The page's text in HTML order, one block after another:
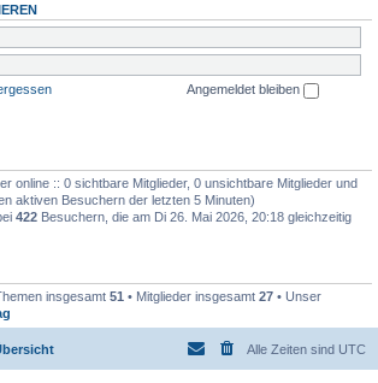
Angemeldet bleiben
online :: 0 sichtbare Mitglieder, 0 unsichtbare Mitglieder und
aktiven Besuchern der letzten 5 Minuten)
422 Besuchern, die am Di 26. Mai 2026, 20:18 gleichzeitig
insgesamt 51 • Mitglieder insgesamt 27 • Unser
Alle Zeiten sind UTC